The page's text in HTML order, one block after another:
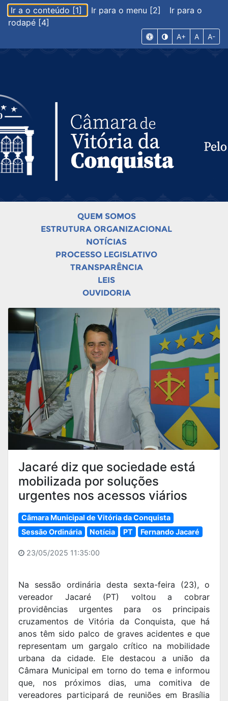
Ir a o conteúdo [1] Ir para o menu [2]
Ir para o
rodapé [4]
A+ A A-
QUEM SOMOS
ESTRUTURA ORGANIZACIONAL
NOTÍCIAS
PROCESSO LEGISLATIVO
TRANSPARÊNCIA
LEIS
OUVIDORIA
Jacaré diz que sociedade está
mobilizada por soluções
urgentes nos acessos viários
Câmara Municipal de Vitória da Conquista
Sessão Ordinária
Notícia PT Fernando Jacaré
23/05/2025 11:35:00
Na sessão ordinária desta sexta-feira (23), o
vereador Jacaré (PT) voltou a cobrar
providências urgentes para os principais
cruzamentos de Vitória da Conquista, que há
anos têm sido palco de graves acidentes e que
representam um gargalo crítico na mobilidade
urbana da cidade. Ele destacou a união da
Câmara Municipal em torno do tema e informou
que, nos próximos dias, uma comitiva de
vereadores participará de reuniões em Brasília